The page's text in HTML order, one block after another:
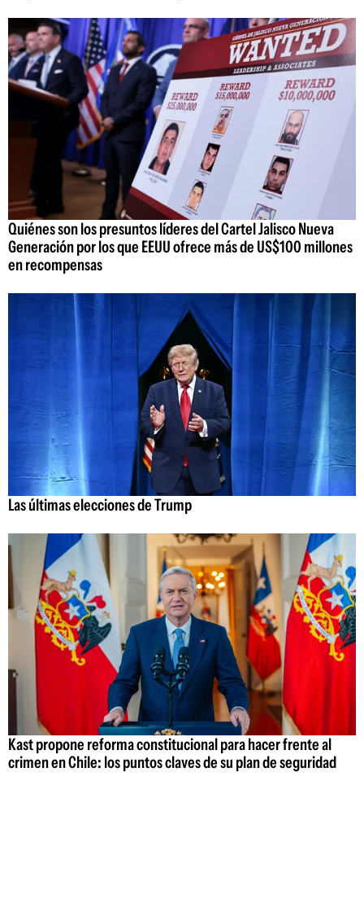
Quiénes son los presuntos líderes del Cartel Jalisco Nueva
Generación por los que EEUU ofrece más de US$100 millones
en recompensas
Las últimas elecciones de Trump
Kast propone reforma constitucional para hacer frente al
crimen en Chile: los puntos claves de su plan de seguridad